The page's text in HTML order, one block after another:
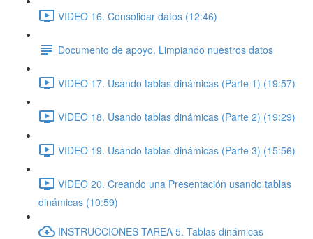
VIDEO 16. Consolidar datos (12:46)
Documento de apoyo. Limpiando nuestros datos
VIDEO 17. Usando tablas dinámicas (Parte 1) (19:57)
VIDEO 18. Usando tablas dinámicas (Parte 2) (19:29)
VIDEO 19. Usando tablas dinámicas (Parte 3) (15:56)
VIDEO 20. Creando una Presentación usando tablas
dinámicas (10:59)
INSTRUCCIONES TAREA 5. Tablas dinámicas